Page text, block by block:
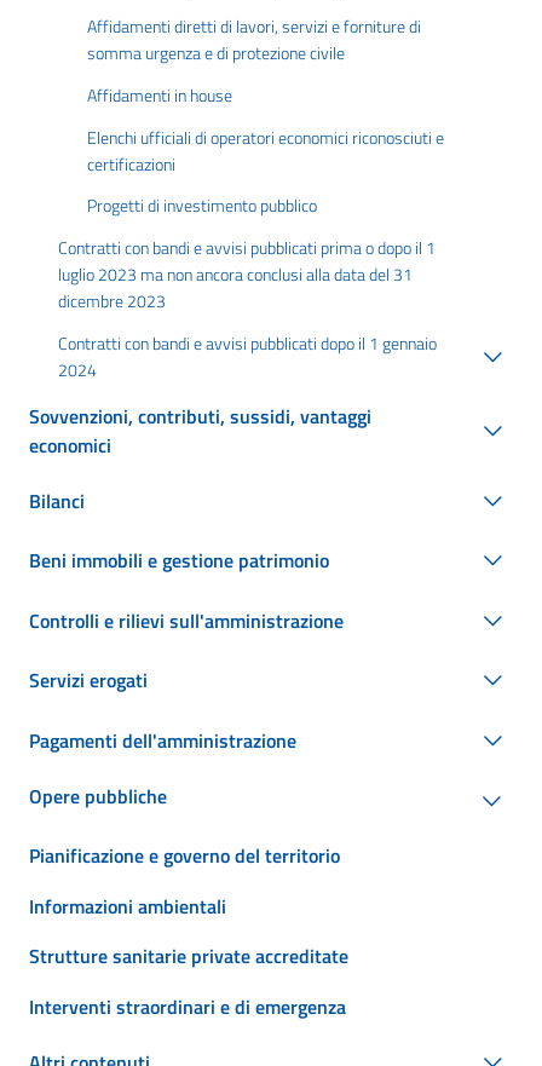
Affidamenti diretti di lavori, servizi e forniture di
somma urgenza e di protezione civile
Affidamenti in house
Elenchi ufficiali di operatori economici riconosciuti e
certificazioni
Progetti di investimento pubblico
Contratti con bandi e avvisi pubblicati prima o dopo il 1
luglio 2023 ma non ancora conclusi alla data del 31
dicembre 2023
Contratti con bandi e avvisi pubblicati dopo il 1 gennaio
2024
Sovvenzioni, contributi, sussidi, vantaggi
economici
Bilanci
Beni immobili e gestione patrimonio
Controlli e rilievi sull'amministrazione
Servizi erogati
Pagamenti dell'amministrazione
Opere pubbliche
Pianificazione e governo del territorio
Informazioni ambientali
Strutture sanitarie private accreditate
Interventi straordinari e di emergenza